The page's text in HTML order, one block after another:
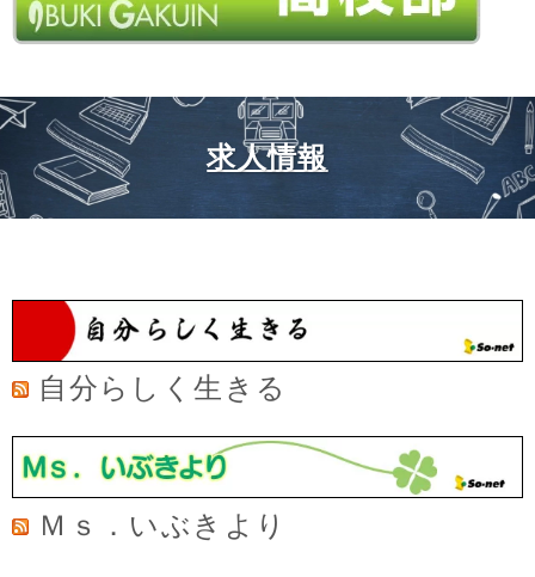
求人情報
自分らしく生きる
Ｍｓ．いぶきより